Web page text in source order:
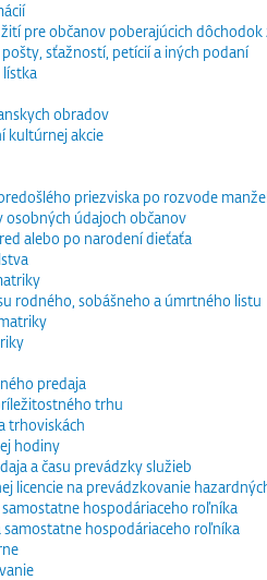
pre občanov poberajúcich dôchodok
sťažností, petícií a iných podaní
obradov
kultúrnej akcie
priezviska po rozvode
osobných údajoch občanov
alebo po narodení dieťaťa
rodného, sobášneho a úmrtného listu
predaja
trhu
trhoviskách
hodiny
a času prevádzky služieb
licencie na prevádzkovanie
hospodáriaceho roľníka
samostatne hospodáriaceho roľníka